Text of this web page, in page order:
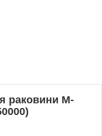
раковини M-